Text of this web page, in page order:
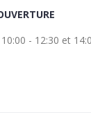
- 12:30 et